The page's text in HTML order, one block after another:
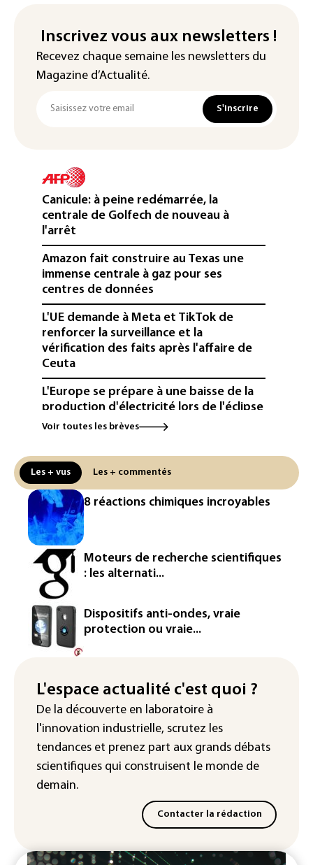
Inscrivez vous aux newsletters !
Recevez chaque semaine les newsletters du
Magazine d’Actualité.
S'inscrire
Canicule: à peine redémarrée, la
centrale de Golfech de nouveau à
l'arrêt
Amazon fait construire au Texas une
immense centrale à gaz pour ses
centres de données
L'UE demande à Meta et TikTok de
renforcer la surveillance et la
vérification des faits après l'affaire de
Ceuta
L'Europe se prépare à une baisse de la
production d'électricité lors de l'éclipse
solaire
contre BASF pour pollution aux PFAS
Canicule: à l'arrêt depuis fin juillet, la
centrale de Golfech reconnectée au
réseau
Véhicules de livraison autonomes: la
France ouvre la voie à leur
homologation
Iris³: Eutelsat investira 3,4 milliards
d'euros dans la future constellation
européenne
l'entrepreneur Vianney d'Alançon
La production française de maïs
attendue au plus bas depuis 1980
Voir toutes les brèves
Les + vus Les + commentés
8 réactions chimiques incroyables
Moteurs de recherche scientifiques
: les alternati...
Dispositifs anti-ondes, vraie
protection ou vraie...
L'espace actualité c'est quoi ?
De la découverte en laboratoire à
l'innovation industrielle, scrutez les
tendances et prenez part aux grands débats
scientifiques qui construisent le monde de
demain.
Contacter la rédaction